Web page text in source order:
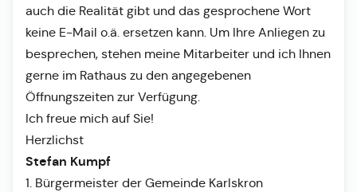
auch die Realität gibt und das gesprochene Wort
keine E-Mail o.ä. ersetzen kann. Um Ihre Anliegen zu
besprechen, stehen meine Mitarbeiter und ich Ihnen
gerne im Rathaus zu den angegebenen
Öffnungszeiten zur Verfügung.
Ich freue mich auf Sie!
Herzlichst
Stefan Kumpf
1. Bürgermeister der Gemeinde Karlskron